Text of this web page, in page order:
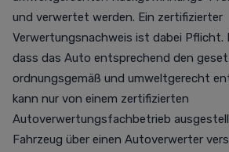
und verwertet werden. Ein zertifizierter
Verwertungsnachweis ist dabei Pflicht.
dass das Auto entsprechend den
ordnungsgemäß und umweltgerecht
kann nur von einem zertifizierten
Autoverwertungsfachbetrieb
Fahrzeug über einen Autoverwerter